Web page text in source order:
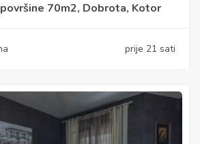
70m2, Dobrota, Kotor
prije 21 sati